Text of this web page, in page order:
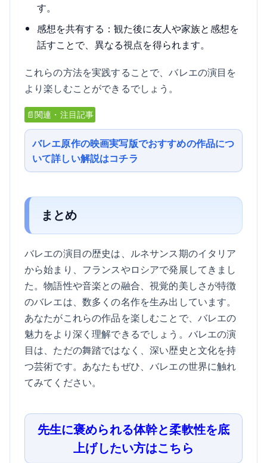
す。
感想を共有する：観た後に友人や家族と感想を
話すことで、異なる視点を得られます。
これらの方法を実践することで、バレエの演目を
より楽しむことができるでしょう。
📄関連・注目記事
バレエ原作の映画実写版でおすすめの作品につ
いて詳しい解説はコチラ
まとめ
バレエの演目の歴史は、ルネサンス期のイタリア
から始まり、フランスやロシアで発展してきまし
た。物語性や音楽との融合、視覚的美しさが特徴
のバレエは、数多くの名作を生み出しています。
あなたがこれらの作品を楽しむことで、バレエの
魅力をより深く理解できるでしょう。バレエの演
目は、ただの舞踏ではなく、深い歴史と文化を持
つ芸術です。あなたもぜひ、バレエの世界に触れ
てみてください。
先生に褒められる体幹と柔軟性を底
上げしたい方はこちら